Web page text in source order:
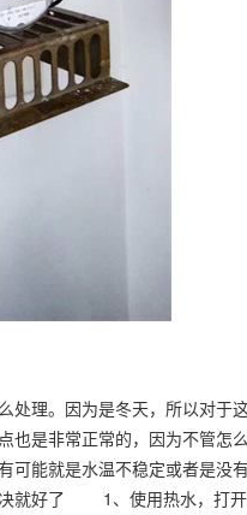
理。因为是冬天，所以对于
也是非常正常的，因为不管怎
可能就是水温不稳定或者是没
决就好了 1、使用热水，打